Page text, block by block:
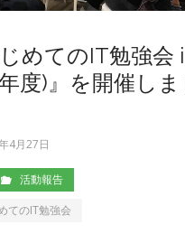
じめてのIT勉強会
度)』を開催しま
4月27日
活動報告
てのIT勉強会